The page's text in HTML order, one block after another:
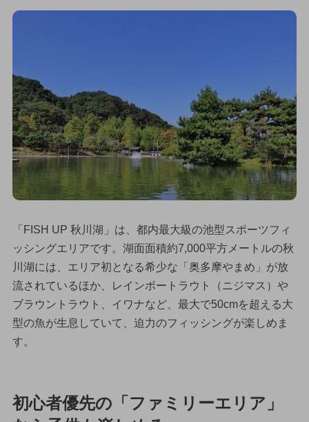
「FISH UP 秋川湖」は、都内最大級の池型スポーツフィ
ッシングエリアです。湖面面積約7,000平方メートルの秋
川湖には、エリア初となる希少な「奥多摩やまめ」が放
流されているほか、レインボートラウト（ニジマス）や
ブラウントラウト、イワナなど、最大で50cmを超える大
型の魚が生息していて、迫力のフィッシングが楽しめま
す。
初心者優先の「ファミリーエリア」